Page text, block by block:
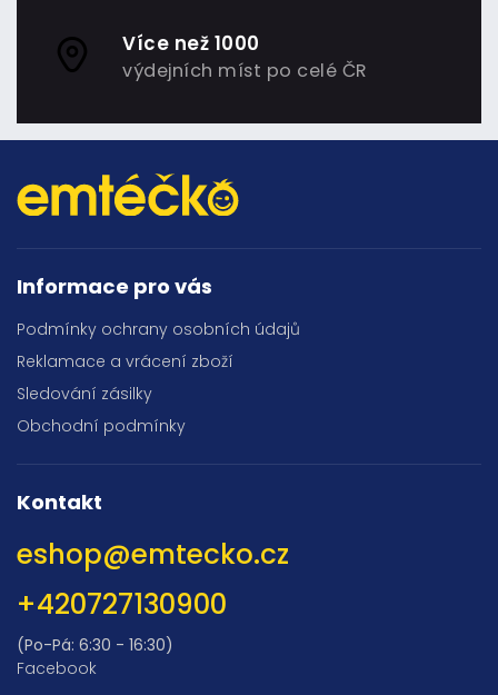
Více než 1000
výdejních míst po celé ČR
Informace pro vás
Podmínky ochrany osobních údajů
Reklamace a vrácení zboží
Sledování zásilky
Obchodní podmínky
Kontakt
eshop@emtecko.cz
+420727130900
(Po-Pá: 6:30 - 16:30)
Facebook